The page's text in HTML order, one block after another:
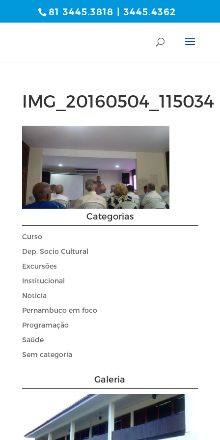
81 3445.3818 | 3445.4362
IMG_20160504_115034
Categorias
Curso
Dep. Socio Cultural
Excursões
Institucional
Noticia
Pernambuco em foco
Programação
Saúde
Sem categoria
Galeria